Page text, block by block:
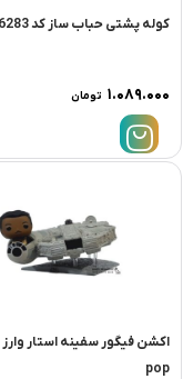
کوله پشتی حباب ساز کد 6283
۱.۰۸۹.۰۰۰ تومان
pop